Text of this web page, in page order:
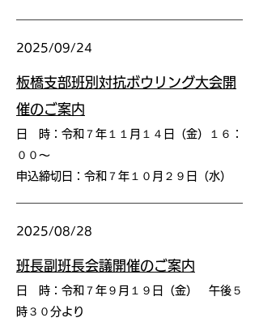
2025/09/24
板橋支部班別対抗ボウリング大会開
催のご案内
日 時：令和７年１１月１４日（金）１６：
００〜
申込締切日：令和７年１０月２９日（水）
2025/08/28
班長副班長会議開催のご案内
日 時：令和７年９月１９日（金） 午後５
時３０分より